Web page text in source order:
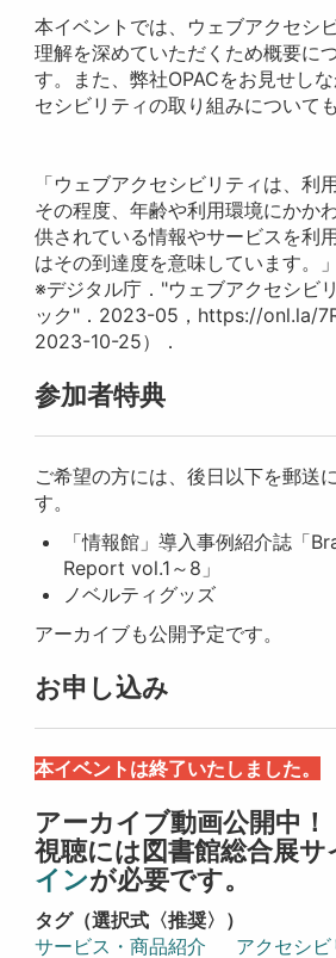
本イベントでは、ウェブアクセシ
理解を深めていただくため概要に
す。また、弊社OPACをお見せし
セシビリティの取り組みについて
「ウェブアクセシビリティは、利
その程度、年齢や利用環境にかか
供されている情報やサービスを利
はその到達度を意味しています。」
※デジタル庁．"ウェブアクセシビ
ック"．2023-05，https://onl.la/
2023-10-25）．
参加者特典
ご希望の方には、後日以下を郵送
す。
「情報館」導入事例紹介誌「
Report vol.1～8」
ノベルティグッズ
アーカイブも公開予定です。
お申し込み
本イベントは終了いたしました。
アーカイブ動画公開中！
視聴には図書館総合展サ
インが必要です。
タグ（選択式〈推奨〉）
サービス・商品紹介
アクセシビ